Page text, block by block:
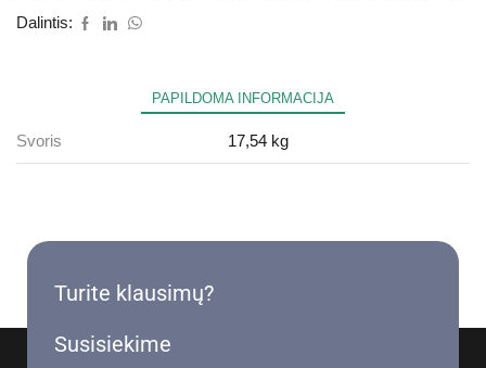
Dalintis:
PAPILDOMA INFORMACIJA
Svoris 17,54 kg
Turite klausimų?
Susisiekime